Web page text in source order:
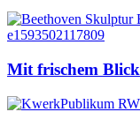
Mit frischem Blick